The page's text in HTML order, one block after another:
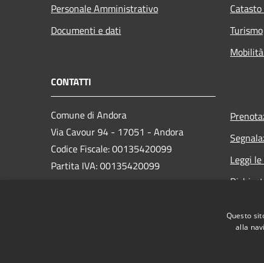
Personale Amministrativo
Documenti e dati
Turismo
CONTATTI
Comune di Andora
Via Cavour 94 - 17051 - Andora
Codice Fiscale: 00135420099
Partita IVA: 00135420099
Leggi le
Questo
alla